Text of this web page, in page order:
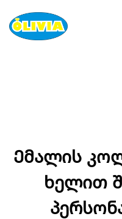
Ემალის
ხელით